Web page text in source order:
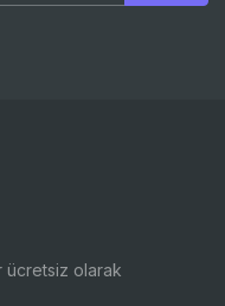
ücretsiz olarak